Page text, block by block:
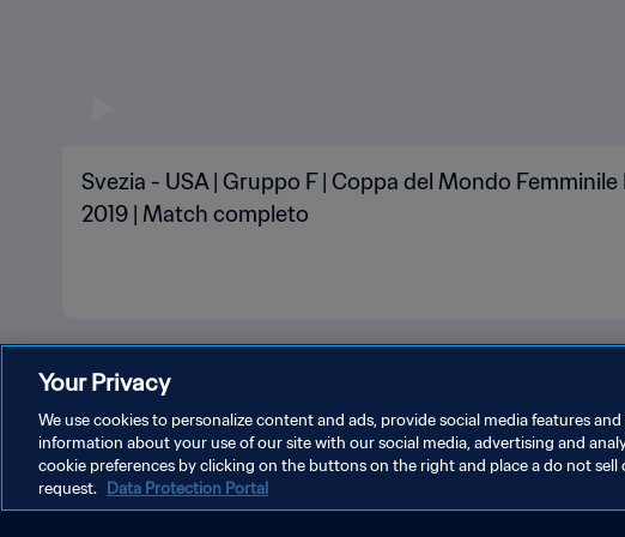
Svezia - USA | Gruppo F | Coppa del Mondo Femminile
2019 | Match completo
PRIVACY POLICY TERMINI DI SERVIZIO GESTISCI LE TUE
Your Privacy
We use cookies to personalize content and ads, provide social media features
information about your use of our site with our social media, advertising and
cookie preferences by clicking on the buttons on the right and place a do not
request. Data Protection Portal